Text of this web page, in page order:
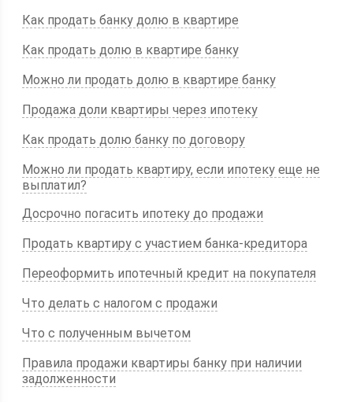
Как продать банку долю в квартире
Как продать долю в квартире банку
Можно ли продать долю в квартире банку
Продажа доли квартиры через ипотеку
Как продать долю банку по договору
Можно ли продать квартиру, если ипотеку еще не
выплатил?
Досрочно погасить ипотеку до продажи
Продать квартиру с участием банка-кредитора
Переоформить ипотечный кредит на покупателя
Что делать с налогом с продажи
Что с полученным вычетом
Правила продажи квартиры банку при наличии
задолженности